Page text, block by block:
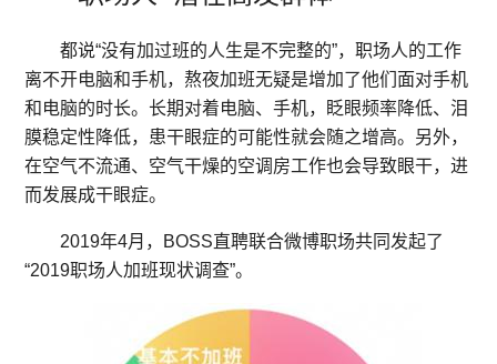
都说“没有加过班的人生是不完整的”，职场人的工作
离不开电脑和手机，熬夜加班无疑是增加了他们面对手机
和电脑的时长。长期对着电脑、手机，眨眼频率降低、泪
膜稳定性降低，患干眼症的可能性就会随之增高。另外，
在空气不流通、空气干燥的空调房工作也会导致眼干，进
而发展成干眼症。
2019年4月，BOSS直聘联合微博职场共同发起了
“2019职场人加班现状调查”。